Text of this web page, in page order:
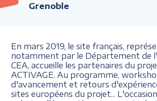
Grenoble
En mars 2019, le site français,
notamment par le Département de
CEA, accueille les partenaires du
ACTIVAGE. Au programme,
d'avancement et retours
sites européens du projet...